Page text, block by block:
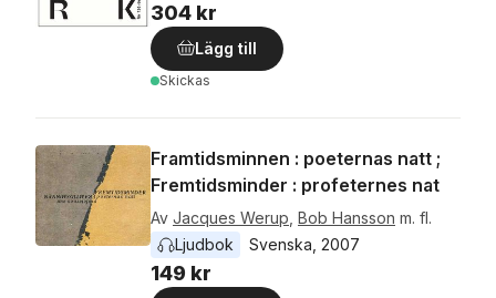
304 kr
Lägg till
Skickas
Framtidsminnen : poeternas natt ;
Fremtidsminder : profeternes nat
Av Jacques Werup Bob Hansson m. fl.
Ljudbok
Svenska 2007
149 kr